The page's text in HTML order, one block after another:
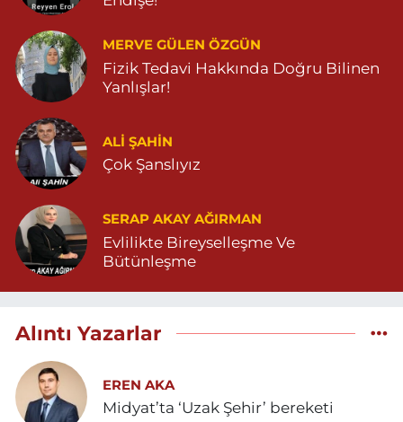
MERVE GÜLEN ÖZGÜN
Fizik Tedavi Hakkında Doğru Bilinen
Yanlışlar!
ALI ŞAHİN
Çok Şanslıyız
SERAP AKAY AĞIRMAN
Evlilikte Bireyselleşme Ve
Bütünleşme
Alıntı Yazarlar
EREN AKA
Midyat’ta ‘Uzak Şehir’ bereketi